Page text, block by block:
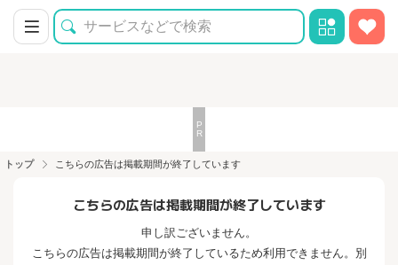
トップ こちらの広告は掲載期間が終了しています
こちらの広告は掲載期間が終了しています
申し訳ございません。
こちらの広告は掲載期間が終了しているため利用できません。別